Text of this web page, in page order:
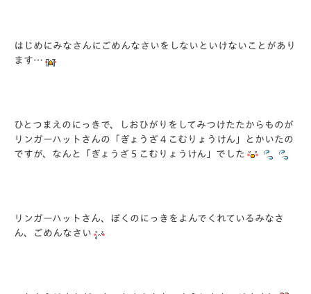
はじめにみなさんにごめんなさいをしないといけないことがあり
ます…
ひとつまえのにっきで、しおひがりをしてみつけたたからものが
リンガーハットさんの「ぎょうざ４こむりょうけん」とかいたの
ですが、なんと「ぎょうざ５こむりょうけん」でした
リンガーハットさん、ぼくのにっきをよんでくれているみなさ
ん、ごめんなさい